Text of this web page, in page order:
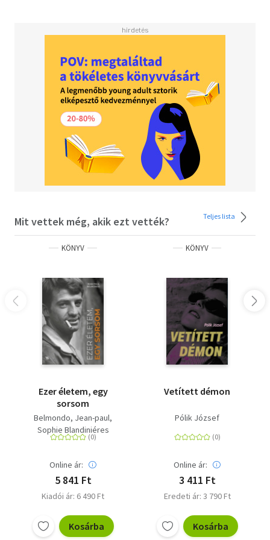
lehetséges megjelenéseiről és az előadás dinamikájára
ellentétről, a montázsról és egyéb színpadi technikákról
szóló gyakorlati fejezeteket olyan elméleti szócikkek
követnek, mint a Szöveg és színpad vagy a Tágítás. A
szerzők az előadóművészek összetett mesterségét,
titkos művészetét helyezik kutatásaik középpontjába.
Olvasd el mások véleményét is!
Mit vettek még, akik ezt vették? Teljes lista
KÖNYV
Ezer életem, egy
sorsom
Belmondo, Jean-paul
Sophie Blandiniéres
Online ár:
5 841 Ft
Kiadói ár: 6 490 Ft
Kosárba
KÖNYV
Vetített démon
Pólik József
Online ár:
3 411 Ft
Eredeti ár: 3 790 Ft
Kosárba